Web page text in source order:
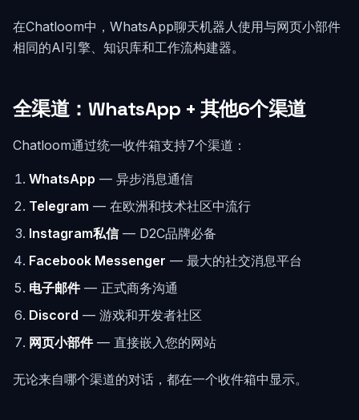
在Chatloom中，WhatsApp聊天机器人使用与网页小部件
相同的AI引擎、知识库和工作流构建器。
全渠道：WhatsApp + 其他6个渠道
Chatloom通过统一收件箱支持7个渠道：
WhatsApp — 异步消息通信
Telegram — 在欧洲和技术社区中流行
Instagram私信— D2C品牌必备
Facebook Messenger — 最大的社交消息平台
电子邮件— 正式商务沟通
Discord — 游戏和开发者社区
网页小部件— 直接嵌入您的网站
无论来自哪个渠道的对话，都在一个收件箱中显示。